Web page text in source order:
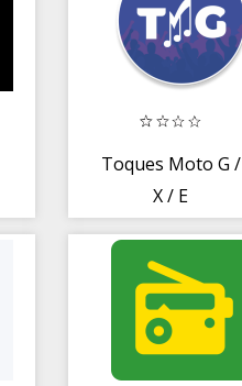
Toques Moto G /
X / E